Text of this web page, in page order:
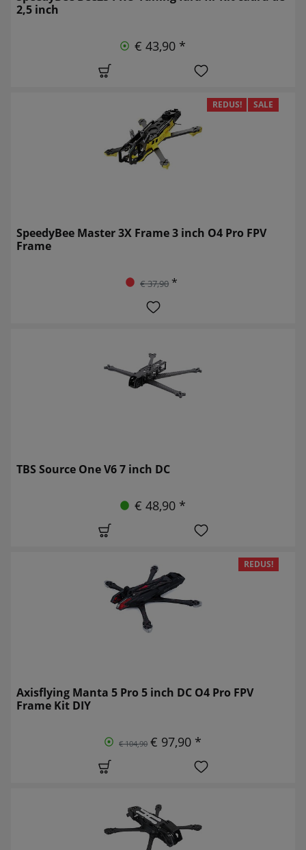
2,5 inch
€ 43,90 *
REDUS! SALE
SpeedyBee Master 3X Frame 3 inch O4 Pro FPV
Frame
€ 37,90 *
TBS Source One V6 7 inch DC
€ 48,90 *
REDUS!
Axisflying Manta 5 Pro 5 inch DC O4 Pro FPV
Frame Kit DIY
€ 104,90 € 97,90 *